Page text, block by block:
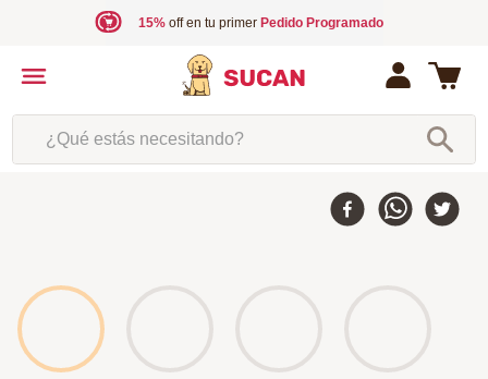
15%off en tu primer Pedido Programado
¿Qué estás necesitando?